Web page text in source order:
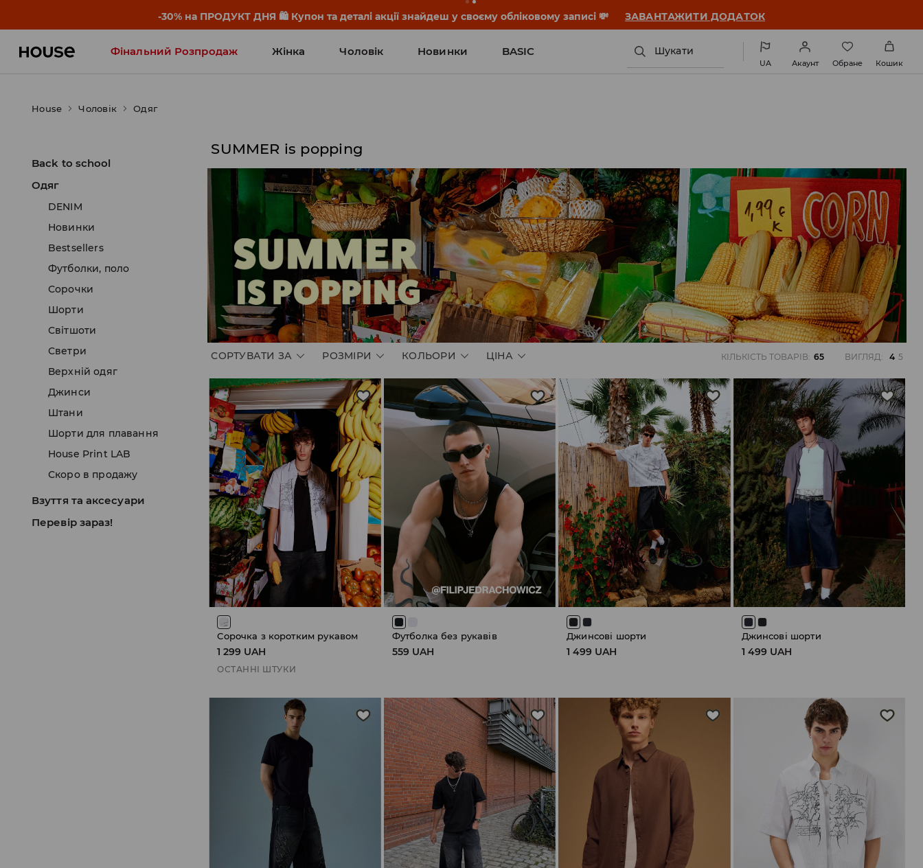
-30% на ПРОДУКТ ДНЯ 🛍️ Купон та деталі акції знайдеш у своєму обліковому записі 💸 ЗАВАНТАЖИТИ ДОДАТОК
Фінальний Розпродаж Жінка Чоловік Новинки BASIC Шукати
UA Акаунт Обране Кошик
House Чоловік Одяг
Back to school
Одяг
DENIM
Новинки
Bestsellers
Футболки, поло
Сорочки
Шорти
Світшоти
Светри
Верхній одяг
Джинси
Штани
Шорти для плавання
House Print LAB
Скоро в продажу
Взуття та аксесуари
Перевір зараз!
SUMMER is popping
СОРТУВАТИ ЗА РОЗМІРИ КОЛЬОРИ ЦІНА КІЛЬКІСТЬ ТОВАРІВ: 65 ВИГЛЯД : 4 5
Сорочка з коротким рукавом
1 299 UAH
ОСТАННІ ШТУКИ
Футболка без рукавів
559 UAH
Джинсові шорти
1 499 UAH
Джинсові шорти
1 499 UAH